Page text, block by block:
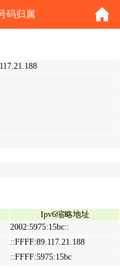
码归属
Ipv6缩略地址
2002:5975:15bc::
::FFFF:89.117.21.188
::FFFF:5975:15bc